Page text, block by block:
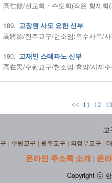
高仁鉉/선교회ㆍ수도회(작은 형제
189. 고장원 사도 요한 신부
高將源/전주교구/현소임:특수사목/
190. 고재민 스테파노 신부
高在民/수원교구/현소임:휴양/사제
<< 11 12 13
교
수원교구 원주교구 의정부교구
온라인 주소록 소개 | 온
Copyright ⓒ